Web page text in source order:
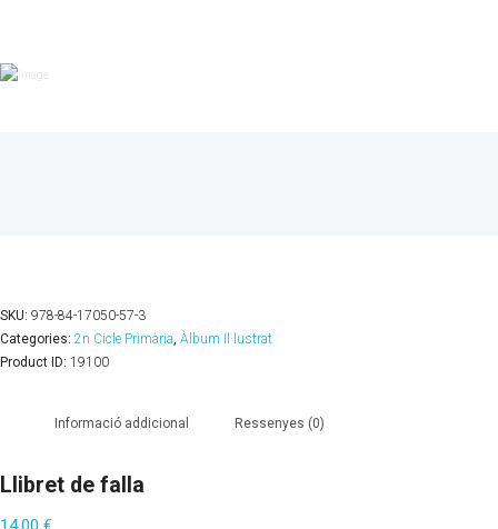
SKU: 978-84-17050-57-3
Categories: 2n Cicle Primària Àlbum Il·lustrat
Product ID: 19100
Informació addicional Ressenyes (0)
Llibret de falla